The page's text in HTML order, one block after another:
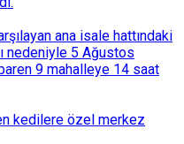
ana isale hattındaki
nedeniyle 5 Ağustos
9 mahalleye 14 saat
kedilere özel merkez